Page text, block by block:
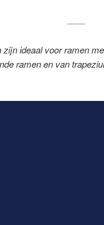
ideaal voor ramen
ramen en van